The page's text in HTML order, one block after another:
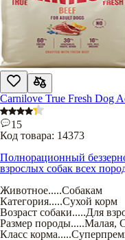
Carnilove True Fresh Dog
15
Код товара: 14373
Полнорационный
взрослых собак всех
Животное.....Собакам
Категория.....Сухой корм
Возраст собаки.....Для
Размер породы.....Малая,
Класс корма.....